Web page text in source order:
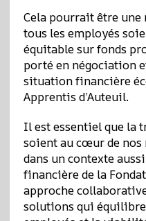
Cela pourrait être une
tous les employés
équitable sur fonds
porté en négociation
situation financière
Apprentis d’Auteuil.
Il est essentiel que la
soient au cœur de
dans un contexte
financière de la
approche
solutions qui